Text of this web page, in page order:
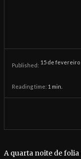
Published: 15 de fevereiro
Reading time: 1 min.
A quarta noite de